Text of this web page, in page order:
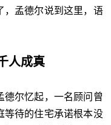
，孟德尔说到这里，语
人成真
德尔忆起，一名顾问曾
等待的住宅承诺根本没